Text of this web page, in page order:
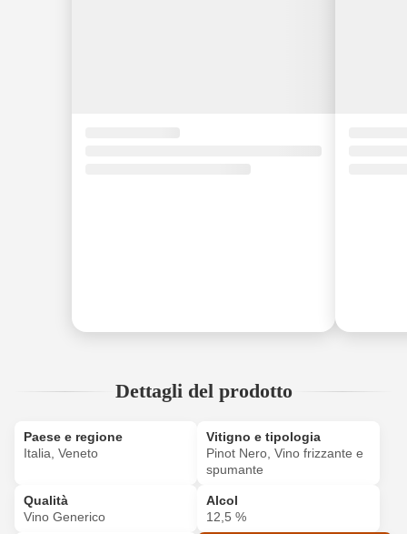
Dettagli del prodotto
Paese e regione
Italia, Veneto
Vitigno e tipologia
Pinot Nero, Vino frizzante e
spumante
Qualità
Vino Generico
Alcol
12,5 %